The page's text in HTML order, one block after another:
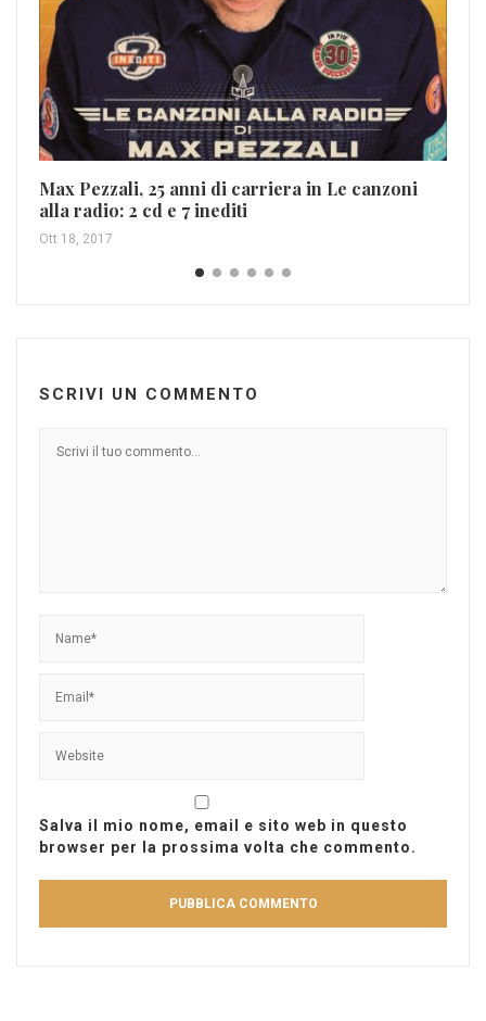
Max Pezzali, 25 anni di carriera in Le canzoni
alla radio: 2 cd e 7 inediti
Ott 18, 2017
SCRIVI UN COMMENTO
Salva il mio nome, email e sito web in questo
browser per la prossima volta che commento.